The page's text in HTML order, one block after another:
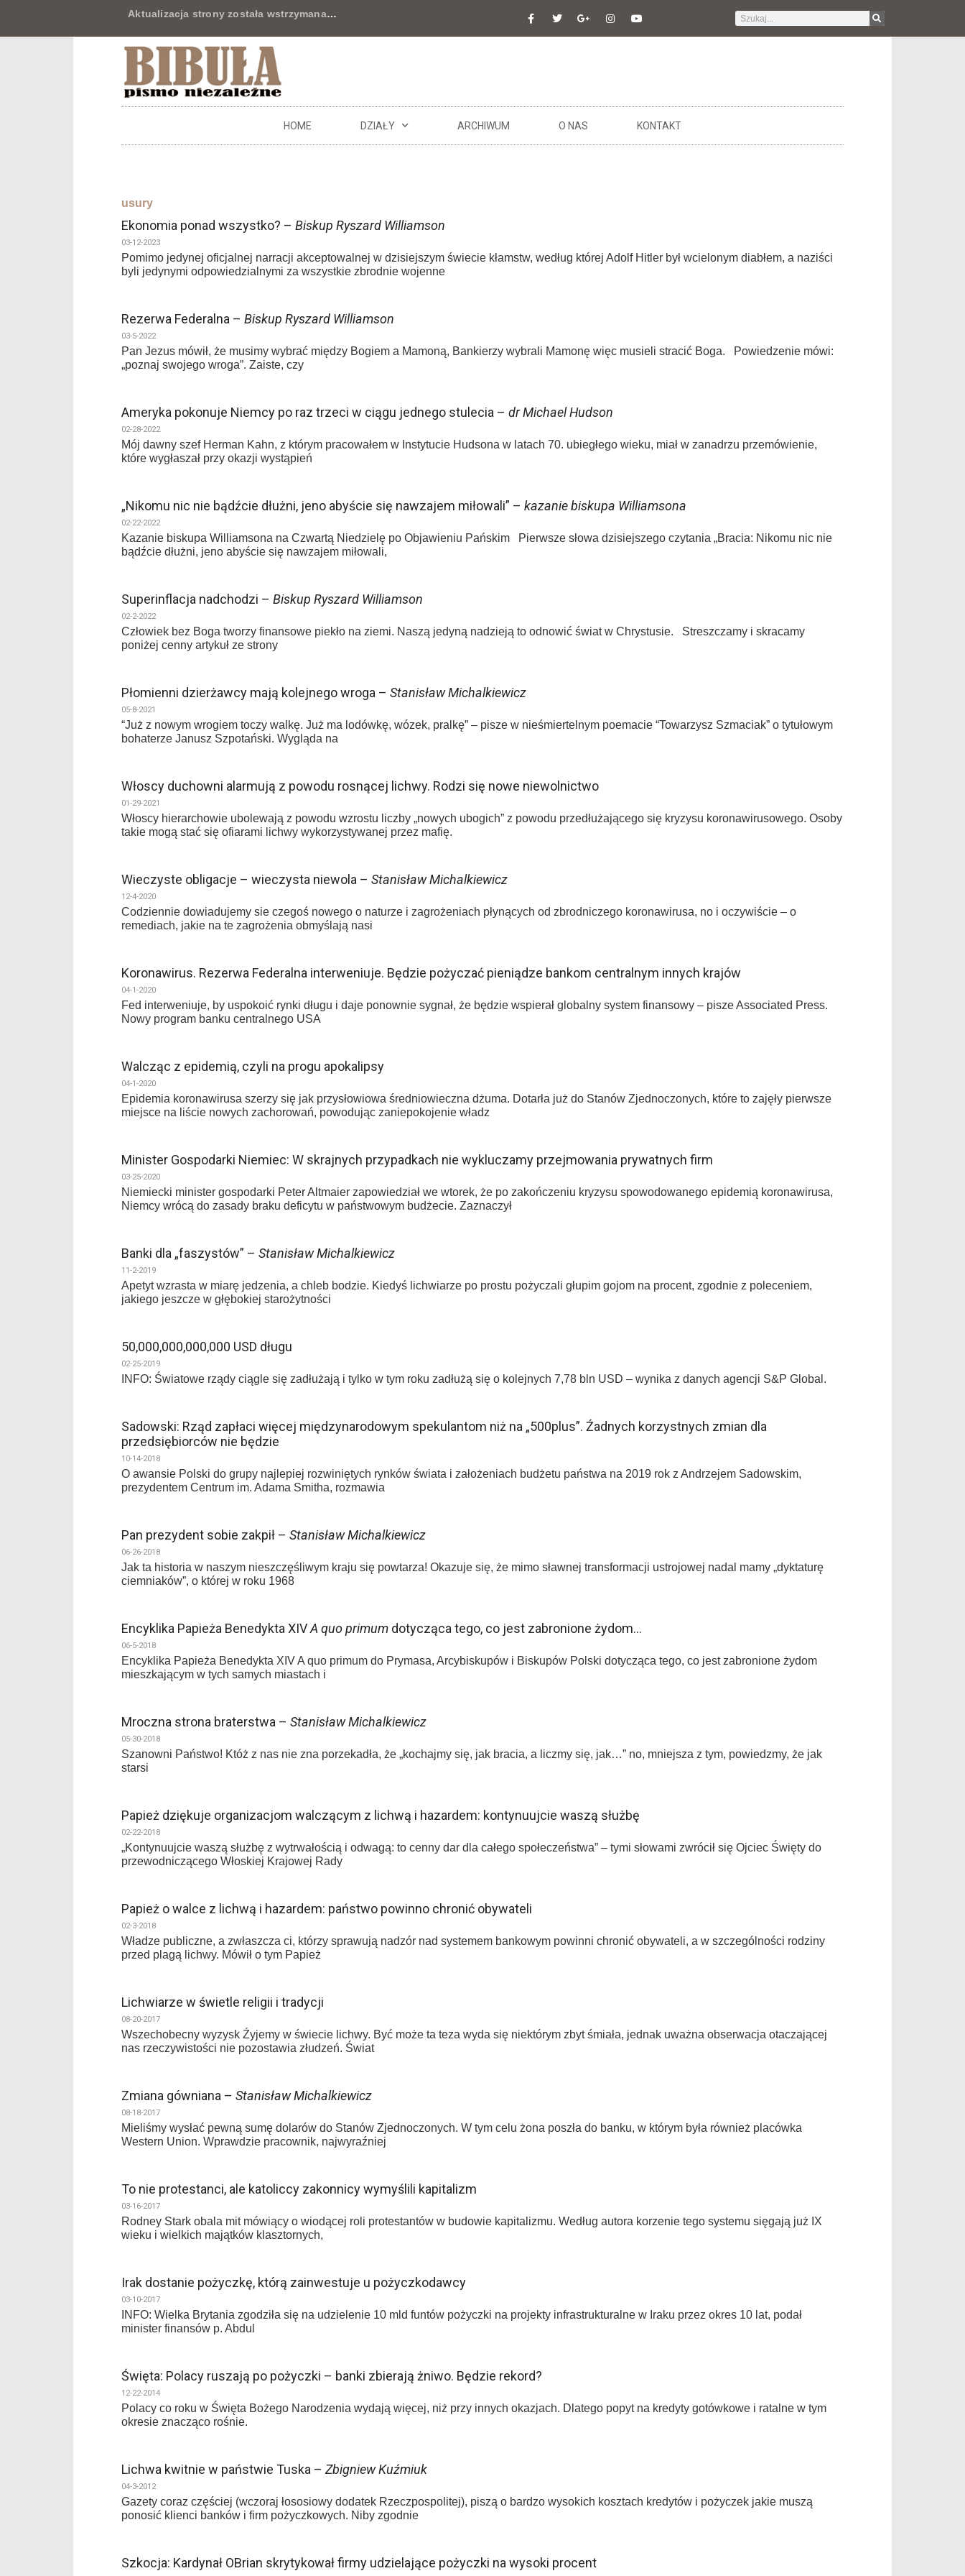
Aktualizacja strony została wstrzymana…
HOME DZIAŁY ARCHIWUM O NAS KONTAKT
usury
Ekonomia ponad wszystko? – Biskup Ryszard Williamson
03-12-2023
Pomimo jedynej oficjalnej narracji akceptowalnej w dzisiejszym świecie kłamstw, według której Adolf Hitler był wcielonym diabłem, a naziści
byli jedynymi odpowiedzialnymi za wszystkie zbrodnie wojenne
Rezerwa Federalna – Biskup Ryszard Williamson
03-5-2022
Pan Jezus mówił, że musimy wybrać między Bogiem a Mamoną, Bankierzy wybrali Mamonę więc musieli stracić Boga. Powiedzenie mówi:
„poznaj swojego wroga”. Zaiste, czy
Ameryka pokonuje Niemcy po raz trzeci w ciągu jednego stulecia – dr Michael Hudson
02-28-2022
Mój dawny szef Herman Kahn, z którym pracowałem w Instytucie Hudsona w latach 70. ubiegłego wieku, miał w zanadrzu przemówienie,
które wygłaszał przy okazji wystąpień
„Nikomu nic nie bądźcie dłużni, jeno abyście się nawzajem miłowali” – kazanie biskupa Williamsona
02-22-2022
Kazanie biskupa Williamsona na Czwartą Niedzielę po Objawieniu Pańskim Pierwsze słowa dzisiejszego czytania „Bracia: Nikomu nic nie
bądźcie dłużni, jeno abyście się nawzajem miłowali,
Superinflacja nadchodzi – Biskup Ryszard Williamson
02-2-2022
Człowiek bez Boga tworzy finansowe piekło na ziemi. Naszą jedyną nadzieją to odnowić świat w Chrystusie. Streszczamy i skracamy
poniżej cenny artykuł ze strony
Płomienni dzierżawcy mają kolejnego wroga – Stanisław Michalkiewicz
05-8-2021
“Już z nowym wrogiem toczy walkę. Już ma lodówkę, wózek, pralkę” – pisze w nieśmiertelnym poemacie “Towarzysz Szmaciak” o tytułowym
bohaterze Janusz Szpotański. Wygląda na
Włoscy duchowni alarmują z powodu rosnącej lichwy. Rodzi się nowe niewolnictwo
01-29-2021
Włoscy hierarchowie ubolewają z powodu wzrostu liczby „nowych ubogich” z powodu przedłużającego się kryzysu koronawirusowego. Osoby
takie mogą stać się ofiarami lichwy wykorzystywanej przez mafię.
Wieczyste obligacje – wieczysta niewola – Stanisław Michalkiewicz
12-4-2020
Codziennie dowiadujemy sie czegoś nowego o naturze i zagrożeniach płynących od zbrodniczego koronawirusa, no i oczywiście – o
remediach, jakie na te zagrożenia obmyślają nasi
Koronawirus. Rezerwa Federalna interweniuje. Będzie pożyczać pieniądze bankom centralnym innych krajów
04-1-2020
Fed interweniuje, by uspokoić rynki długu i daje ponownie sygnał, że będzie wspierał globalny system finansowy – pisze Associated Press.
Nowy program banku centralnego USA
Walcząc z epidemią, czyli na progu apokalipsy
04-1-2020
Epidemia koronawirusa szerzy się jak przysłowiowa średniowieczna dżuma. Dotarła już do Stanów Zjednoczonych, które to zajęły pierwsze
miejsce na liście nowych zachorowań, powodując zaniepokojenie władz
Minister Gospodarki Niemiec: W skrajnych przypadkach nie wykluczamy przejmowania prywatnych firm
03-25-2020
Niemiecki minister gospodarki Peter Altmaier zapowiedział we wtorek, że po zakończeniu kryzysu spowodowanego epidemią koronawirusa,
Niemcy wrócą do zasady braku deficytu w państwowym budżecie. Zaznaczył
Banki dla „faszystów” – Stanisław Michalkiewicz
11-2-2019
Apetyt wzrasta w miarę jedzenia, a chleb bodzie. Kiedyś lichwiarze po prostu pożyczali głupim gojom na procent, zgodnie z poleceniem,
jakiego jeszcze w głębokiej starożytności
50,000,000,000,000 USD długu
02-25-2019
INFO: Światowe rządy ciągle się zadłużają i tylko w tym roku zadłużą się o kolejnych 7,78 bln USD – wynika z danych agencji S&P Global.
Sadowski: Rząd zapłaci więcej międzynarodowym spekulantom niż na „500plus”. Źadnych korzystnych zmian dla
przedsiębiorców nie będzie
10-14-2018
O awansie Polski do grupy najlepiej rozwiniętych rynków świata i założeniach budżetu państwa na 2019 rok z Andrzejem Sadowskim,
prezydentem Centrum im. Adama Smitha, rozmawia
Pan prezydent sobie zakpił – Stanisław Michalkiewicz
06-26-2018
Jak ta historia w naszym nieszczęśliwym kraju się powtarza! Okazuje się, że mimo sławnej transformacji ustrojowej nadal mamy „dyktaturę
ciemniaków”, o której w roku 1968
Encyklika Papieża Benedykta XIVA quo primum dotycząca tego, co jest zabronione żydom…
06-5-2018
Encyklika Papieża Benedykta XIV A quo primum do Prymasa, Arcybiskupów i Biskupów Polski dotycząca tego, co jest zabronione żydom
mieszkającym w tych samych miastach i
Mroczna strona braterstwa – Stanisław Michalkiewicz
05-30-2018
Szanowni Państwo! Któż z nas nie zna porzekadła, że „kochajmy się, jak bracia, a liczmy się, jak…” no, mniejsza z tym, powiedzmy, że jak
starsi
Papież dziękuje organizacjom walczącym z lichwą i hazardem: kontynuujcie waszą służbę
02-22-2018
„Kontynuujcie waszą służbę z wytrwałością i odwagą: to cenny dar dla całego społeczeństwa” – tymi słowami zwrócił się Ojciec Święty do
przewodniczącego Włoskiej Krajowej Rady
Papież o walce z lichwą i hazardem: państwo powinno chronić obywateli
02-3-2018
Władze publiczne, a zwłaszcza ci, którzy sprawują nadzór nad systemem bankowym powinni chronić obywateli, a w szczególności rodziny
przed plagą lichwy. Mówił o tym Papież
Lichwiarze w świetle religii i tradycji
08-20-2017
Wszechobecny wyzysk Źyjemy w świecie lichwy. Być może ta teza wyda się niektórym zbyt śmiała, jednak uważna obserwacja otaczającej
nas rzeczywistości nie pozostawia złudzeń. Świat
Zmiana gówniana – Stanisław Michalkiewicz
08-18-2017
Mieliśmy wysłać pewną sumę dolarów do Stanów Zjednoczonych. W tym celu żona poszła do banku, w którym była również placówka
Western Union. Wprawdzie pracownik, najwyraźniej
To nie protestanci, ale katoliccy zakonnicy wymyślili kapitalizm
03-16-2017
Rodney Stark obala mit mówiący o wiodącej roli protestantów w budowie kapitalizmu. Według autora korzenie tego systemu sięgają już IX
wieku i wielkich majątków klasztornych,
Irak dostanie pożyczkę, którą zainwestuje u pożyczkodawcy
03-10-2017
INFO: Wielka Brytania zgodziła się na udzielenie 10 mld funtów pożyczki na projekty infrastrukturalne w Iraku przez okres 10 lat, podał
minister finansów p. Abdul
Święta: Polacy ruszają po pożyczki – banki zbierają żniwo. Będzie rekord?
12-22-2014
Polacy co roku w Święta Bożego Narodzenia wydają więcej, niż przy innych okazjach. Dlatego popyt na kredyty gotówkowe i ratalne w tym
okresie znacząco rośnie.
Lichwa kwitnie w państwie Tuska – Zbigniew Kuźmiuk
04-3-2012
Gazety coraz częściej (wczoraj łososiowy dodatek Rzeczpospolitej), piszą o bardzo wysokich kosztach kredytów i pożyczek jakie muszą
ponosić klienci banków i firm pożyczkowych. Niby zgodnie
Szkocja: Kardynał OBrian skrytykował firmy udzielające pożyczki na wysoki procent